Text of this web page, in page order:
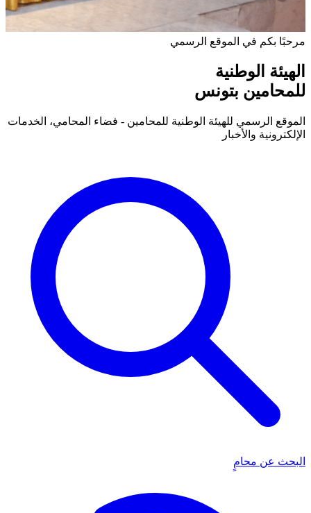
مرحبًا بكم في الموقع الرسمي
الهيئة الوطنية
للمحامين بتونس
الموقع الرسمي للهيئة الوطنية للمحامين - فضاء المحامي، الخدمات
الإلكترونية والأخبار
البحث عن محامٍ